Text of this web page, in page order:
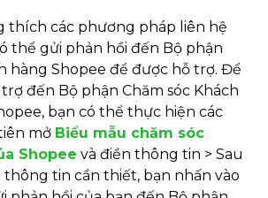
thích các phương pháp liên hệ
thể gửi phản hồi đến Bộ phận
hàng Shopee để được hỗ trợ. Để
đến Bộ phận Chăm sóc Khách
bạn có thể thực hiện các
mở Biểu mẫu chăm sóc
Shopee và điền thông tin > Sau
thông tin cần thiết, bạn nhấn vào